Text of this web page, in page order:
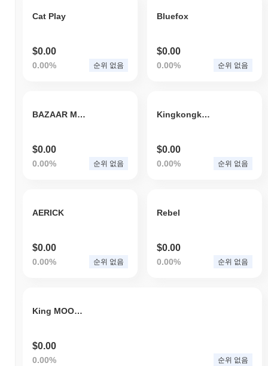
Cat Play
$0.00
0.00% 순위 없음
Bluefox
$0.00
0.00% 순위 없음
BAZAAR META MARKET
$0.00
0.00% 순위 없음
Kingkongking
$0.00
0.00% 순위 없음
AERICK
$0.00
0.00% 순위 없음
Rebel
$0.00
0.00% 순위 없음
King MOON ULLA
$0.00
0.00% 순위 없음